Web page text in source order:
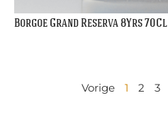
Borgoe Grand Reserva 8Yrs 70Cl
Vorige 1 2 3